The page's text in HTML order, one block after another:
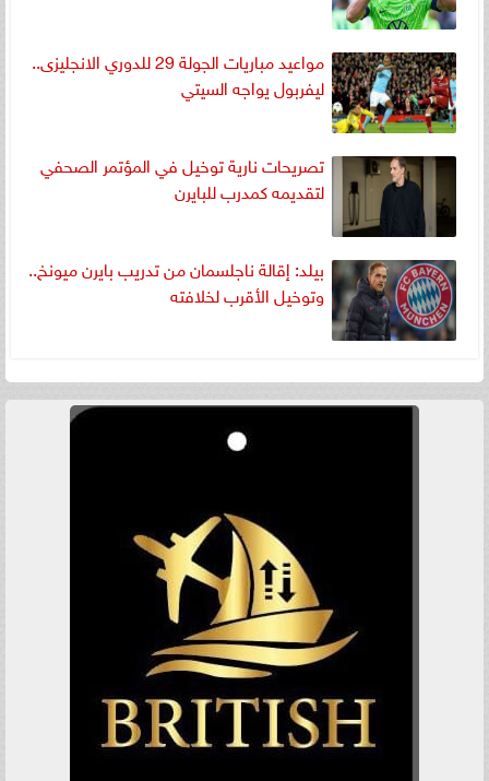
مواعيد مباريات الجولة 29 للدوري الانجليزى..
ليفربول يواجه السيتي
تصريحات نارية توخيل في المؤتمر الصحفي
لتقديمه كمدرب للبايرن
بيلد: إقالة ناجلسمان من تدريب بايرن ميونخ..
وتوخيل الأقرب لخلافته